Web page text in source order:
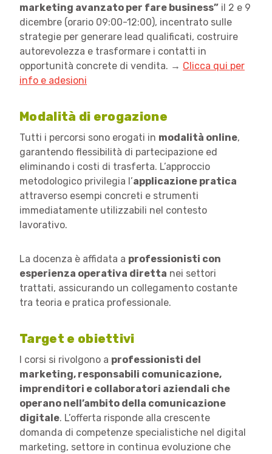
marketing avanzato per fare business” il 2 e 9
dicembre (orario 09:00-12:00), incentrato sulle
strategie per generare lead qualificati, costruire
autorevolezza e trasformare i contatti in
opportunità concrete di vendita. → Clicca qui per
info e adesioni
Modalità di erogazione
Tutti i percorsi sono erogati in modalità online,
garantendo flessibilità di partecipazione ed
eliminando i costi di trasferta. L’approccio
metodologico privilegia l’applicazione pratica
attraverso esempi concreti e strumenti
immediatamente utilizzabili nel contesto
lavorativo.
La docenza è affidata a professionisti con
esperienza operativa diretta nei settori
trattati, assicurando un collegamento costante
tra teoria e pratica professionale.
Target e obiettivi
I corsi si rivolgono a professionisti del
marketing, responsabili comunicazione,
imprenditori e collaboratori aziendali che
operano nell’ambito della comunicazione
digitale. L’offerta risponde alla crescente
domanda di competenze specialistiche nel digital
marketing, settore in continua evoluzione che